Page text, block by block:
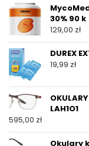
30% 90 k
129,00 zł
DUREX
19,99 zł
LAH1O1
595,00 zł
Okulary